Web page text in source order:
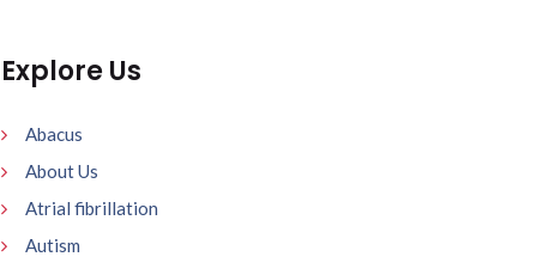
Explore Us
Abacus
About Us
Atrial fibrillation
Autism